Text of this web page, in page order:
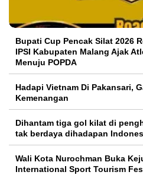
Bupati Cup Pencak Silat 2026
IPSI Kabupaten Malang Ajak
Menuju POPDA
Hadapi Vietnam Di Pakansari,
Kemenangan
Dihantam tiga gol kilat di
tak berdaya dihadapan
Wali Kota Nurochman Buka
International Sport Tourism